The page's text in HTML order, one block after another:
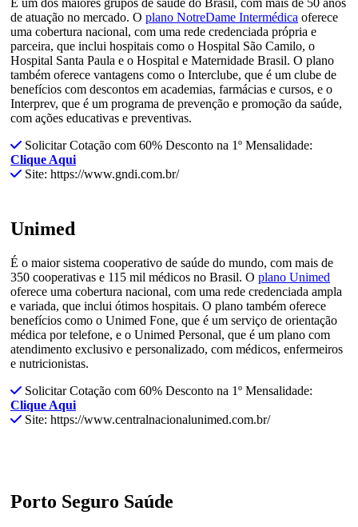
É um dos maiores grupos de saúde do Brasil, com mais de 50 anos
de atuação no mercado. O plano NotreDame Intermédica oferece
uma cobertura nacional, com uma rede credenciada própria e
parceira, que inclui hospitais como o Hospital São Camilo, o
Hospital Santa Paula e o Hospital e Maternidade Brasil. O plano
também oferece vantagens como o Interclube, que é um clube de
benefícios com descontos em academias, farmácias e cursos, e o
Interprev, que é um programa de prevenção e promoção da saúde,
com ações educativas e preventivas.
Solicitar Cotação com 60% Desconto na 1º Mensalidade:
Clique Aqui
Site: https://www.gndi.com.br/
Unimed
É o maior sistema cooperativo de saúde do mundo, com mais de
350 cooperativas e 115 mil médicos no Brasil. O plano Unimed
oferece uma cobertura nacional, com uma rede credenciada ampla
e variada, que inclui ótimos hospitais. O plano também oferece
benefícios como o Unimed Fone, que é um serviço de orientação
médica por telefone, e o Unimed Personal, que é um plano com
atendimento exclusivo e personalizado, com médicos, enfermeiros
e nutricionistas.
Solicitar Cotação com 60% Desconto na 1º Mensalidade:
Clique Aqui
Site: https://www.centralnacionalunimed.com.br/
Porto Seguro Saúde